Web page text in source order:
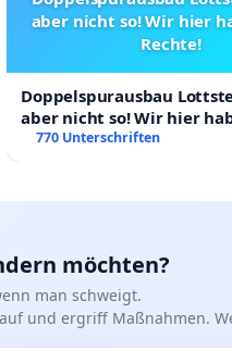
aber nicht so! Wir hier
Rechte!
Doppelspurausbau
aber nicht so! Wir hier
Rechte!
770 Unterschriften
möchten?
man schweigt.
und ergriff Maßnahmen.